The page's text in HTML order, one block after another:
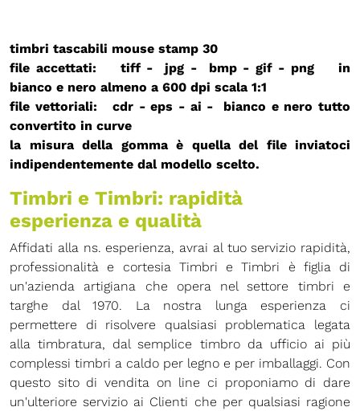
timbri tascabili mouse stamp 30
file accettati: tiff - jpg - bmp - gif - png in
bianco e nero almeno a 600 dpi scala 1:1
file vettoriali: cdr - eps - ai - bianco e nero tutto
convertito in curve
la misura della gomma è quella del file inviatoci
indipendentemente dal modello scelto.
Timbri e Timbri: rapidità
esperienza e qualità
Affidati alla ns. esperienza, avrai al tuo servizio rapidità,
professionalità e cortesia Timbri e Timbri è figlia di
un'azienda artigiana che opera nel settore timbri e
targhe dal 1970. La nostra lunga esperienza ci
permettere di risolvere qualsiasi problematica legata
alla timbratura, dal semplice timbro da ufficio ai più
complessi timbri a caldo per legno e per imballaggi. Con
questo sito di vendita on line ci proponiamo di dare
un'ulteriore servizio ai Clienti che per qualsiasi ragione